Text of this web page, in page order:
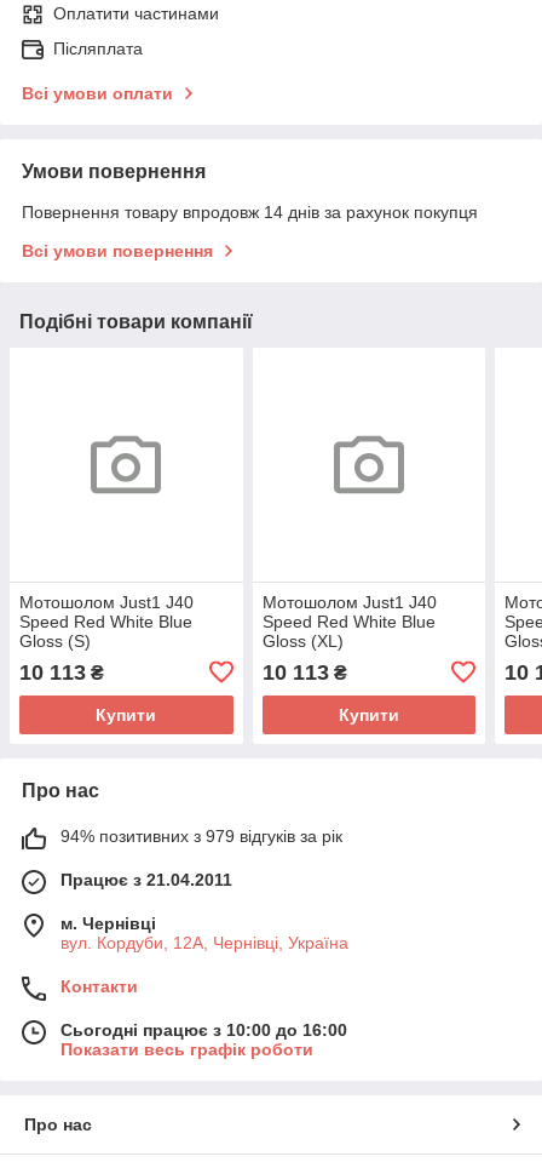
Оплатити частинами
Післяплата
Всі умови оплати
Умови повернення
Повернення товару впродовж 14 днів за рахунок покупця
Всі умови повернення
Подібні товари компанії
Мотошолом Just1 J40
Speed Red White Blue
Gloss (S)
10 113 ₴
Купити
Мотошолом Just1 J40
Speed Red White Blue
Gloss (XL)
10 113₴
Купити
10
Про нас
94% позитивних з 979 відгуків за рік
Працює з 21.04.2011
м. Чернівці
вул. Кордуби, 12А, Чернівці, Україна
Контакти
Сьогодні працює з 10:00 до 16:00
Показати весь графік роботи
Про нас